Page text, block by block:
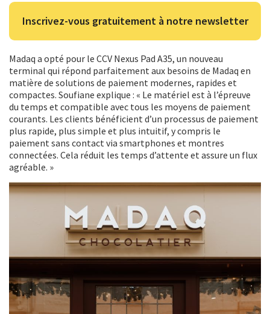
Inscrivez-vous gratuitement à notre newsletter
Madaq a opté pour le CCV Nexus Pad A35, un nouveau
terminal qui répond parfaitement aux besoins de Madaq en
matière de solutions de paiement modernes, rapides et
compactes. Soufiane explique : « Le matériel est à l’épreuve
du temps et compatible avec tous les moyens de paiement
courants. Les clients bénéficient d’un processus de paiement
plus rapide, plus simple et plus intuitif, y compris le
paiement sans contact via smartphones et montres
connectées. Cela réduit les temps d’attente et assure un flux
agréable. »